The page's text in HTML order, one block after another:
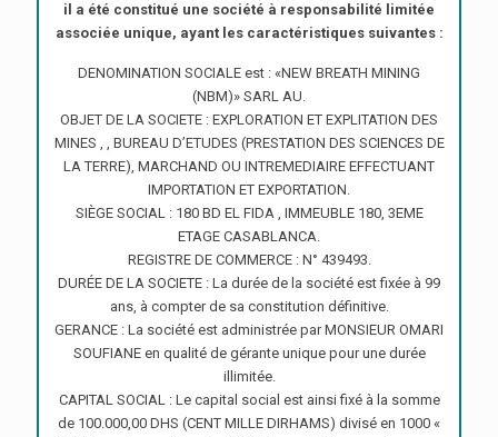
il a été constitué une société à responsabilité limitée
associée unique, ayant les caractéristiques suivantes :
DENOMINATION SOCIALE est : «NEW BREATH MINING
(NBM)» SARL AU.
OBJET DE LA SOCIETE : EXPLORATION ET EXPLITATION DES
MINES , , BUREAU D’ETUDES (PRESTATION DES SCIENCES DE
LA TERRE), MARCHAND OU INTREMEDIAIRE EFFECTUANT
IMPORTATION ET EXPORTATION.
SIÈGE SOCIAL : 180 BD EL FIDA , IMMEUBLE 180, 3EME
ETAGE CASABLANCA.
REGISTRE DE COMMERCE : N° 439493.
DURÉE DE LA SOCIETE : La durée de la société est fixée à 99
ans, à compter de sa constitution définitive.
GERANCE : La société est administrée par MONSIEUR OMARI
SOUFIANE en qualité de gérante unique pour une durée
illimitée.
CAPITAL SOCIAL : Le capital social est ainsi fixé à la somme
de 100.000,00 DHS (CENT MILLE DIRHAMS) divisé en 1000 «